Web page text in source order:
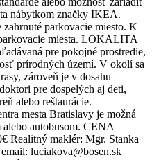
nábytkom značky IKEA.
parkovacie miesto. K
miesta. LOKALITA
pre pokojné prostredie,
prírodných území. V okolí sa
zároveň je v dosahu
pre dospelých aj deti,
alebo reštaurácie.
mesta Bratislavy je možná
autobusom. CENA
maklér: Mgr. Stanka
luciakova@bosen.sk